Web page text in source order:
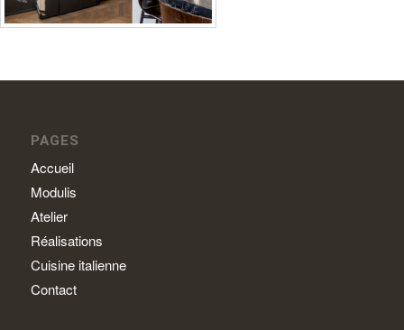
PAGES
Accueil
Modulis
Atelier
Réalisations
Cuisine italienne
Contact